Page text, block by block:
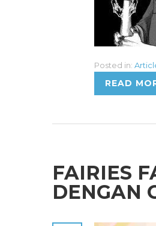
Posted in:
READ
FAIRIES
DENGAN